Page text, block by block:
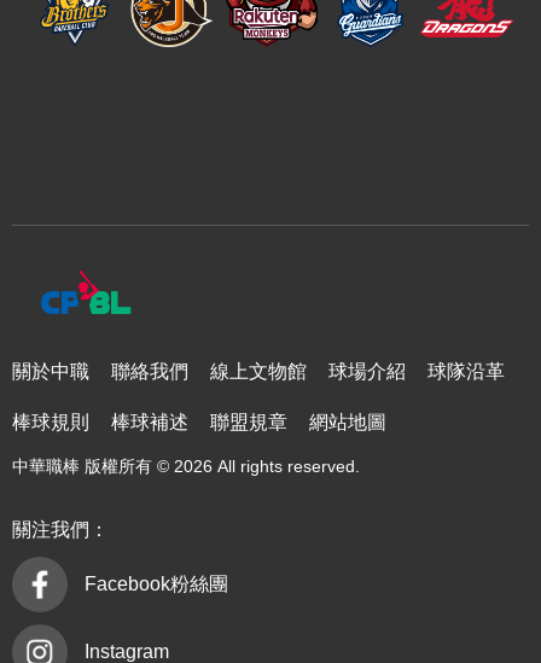
關於中職 聯絡我們 線上文物館 球場介紹 球隊沿革
棒球規則 棒球補述 聯盟規章 網站地圖
中華職棒 版權所有 © 2026 All rights reserved.
關注我們：
Facebook粉絲團
Instagram